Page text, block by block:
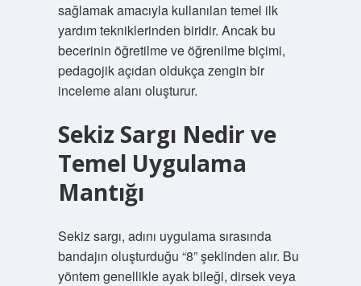
sağlamak amacıyla kullanılan temel ilk
yardım tekniklerinden biridir. Ancak bu
becerinin öğretilme ve öğrenilme biçimi,
pedagojik açıdan oldukça zengin bir
inceleme alanı oluşturur.
Sekiz Sargı Nedir ve
Temel Uygulama
Mantığı
Sekiz sargı, adını uygulama sırasında
bandajın oluşturduğu “8” şeklinden alır. Bu
yöntem genellikle ayak bileği, dirsek veya